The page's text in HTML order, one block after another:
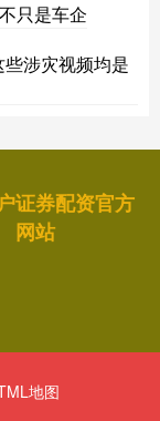
只是车企
涉灾视频均是
证券配资官方
网站
地图